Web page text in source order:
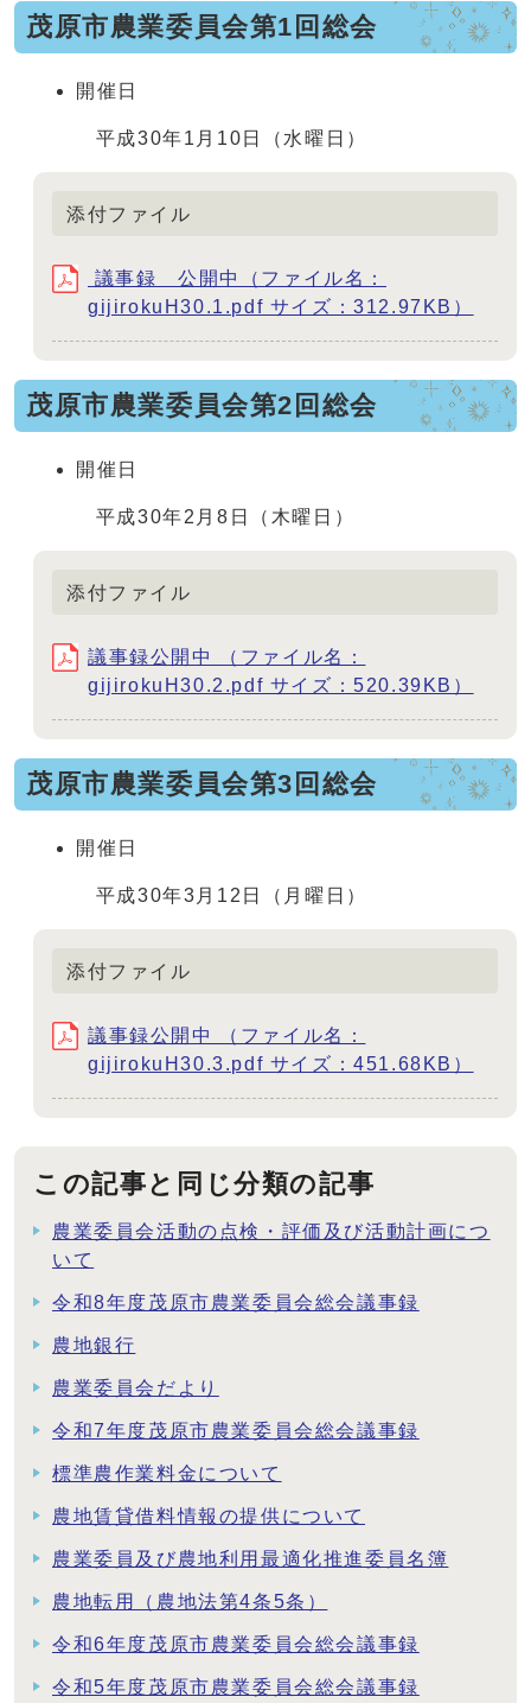
茂原市農業委員会第1回総会
開催日
平成30年1月10日（水曜日）
添付ファイル
議事録 公開中（ファイル名：
gijirokuH30.1.pdf サイズ：312.97KB）
茂原市農業委員会第2回総会
開催日
平成30年2月8日（木曜日）
添付ファイル
議事録公開中 （ファイル名：
gijirokuH30.2.pdf サイズ：520.39KB）
茂原市農業委員会第3回総会
開催日
平成30年3月12日（月曜日）
添付ファイル
議事録公開中 （ファイル名：
gijirokuH30.3.pdf サイズ：451.68KB）
この記事と同じ分類の記事
農業委員会活動の点検・評価及び活動計画につ
いて
令和8年度茂原市農業委員会総会議事録
農地銀行
農業委員会だより
令和7年度茂原市農業委員会総会議事録
標準農作業料金について
農地賃貸借料情報の提供について
農業委員及び農地利用最適化推進委員名簿
農地転用（農地法第4条5条）
令和6年度茂原市農業委員会総会議事録
令和5年度茂原市農業委員会総会議事録